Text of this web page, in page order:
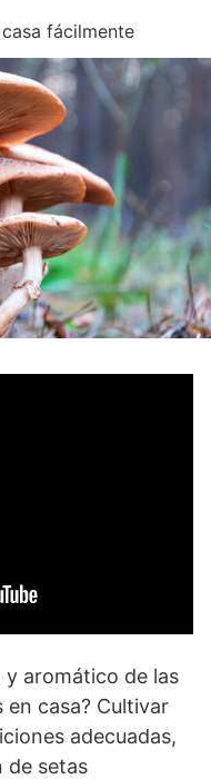
fácilmente
aromático de las
casa? Cultivar
adecuadas,
de setas